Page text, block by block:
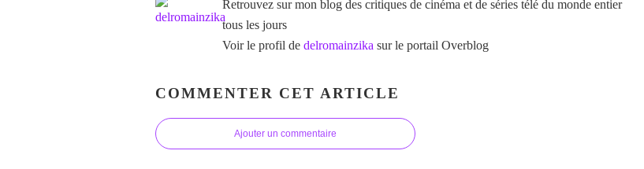
Retrouvez sur mon blog des critiques de cinéma et de séries télé du monde entier
tous les jours
Voir le profil de delromainzika sur le portail Overblog
COMMENTER CET ARTICLE
Ajouter un commentaire